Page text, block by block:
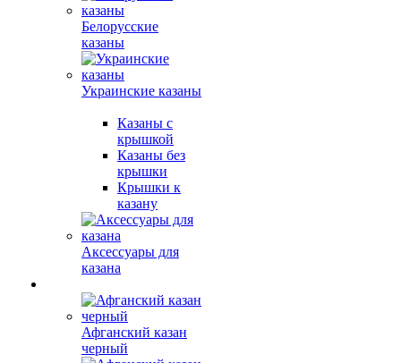
Белорусские
казаны
Украинские казаны
Казаны с
крышкой
Казаны без
крышки
Крышки к
казану
Аксессуары для
казана
Афганский казан
черный